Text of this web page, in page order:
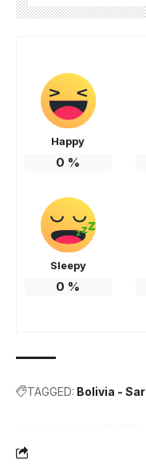
Happy
0 %
Sleepy
0 %
TAGGED: Bolivia -